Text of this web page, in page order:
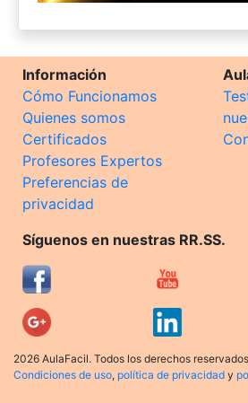
Información
Cómo Funcionamos
Quienes somos
Certificados
Profesores Expertos
Preferencias de
privacidad
Síguenos en nuestras RR.SS.
2026 AulaFacil. Todos los derechos
Condiciones de uso, política de privacidad y